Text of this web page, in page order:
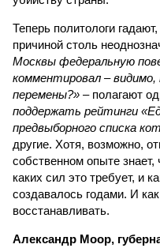
Теперь политологи
причиной столь
Москвы федеральную
комментировал –
перемены?» – полагают
поддержать рейтинги
предвыборного списка
другие. Хотя, возможно,
собственном опыте знает,
каких сил это требует, и
создавалось годами. И
восстанавливать.
Александр Моор,